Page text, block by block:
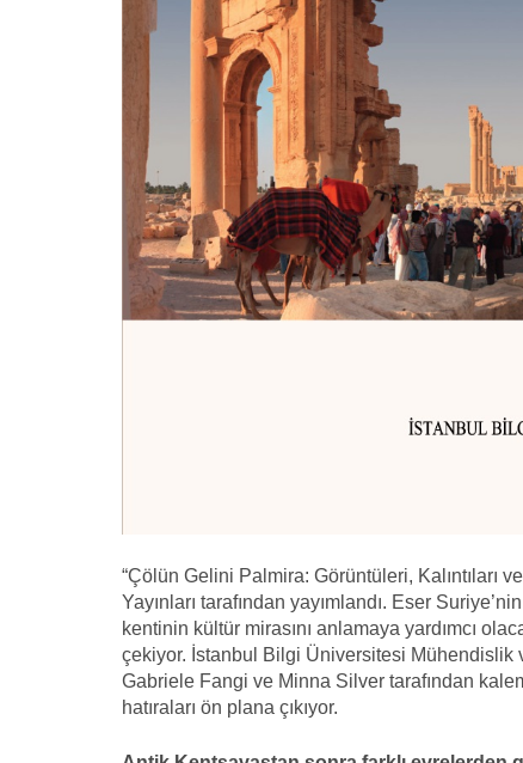
“Çölün Gelini Palmira: Görüntüleri, Kalıntıları
Yayınları tarafından yayımlandı. Eser
kentinin kültür mirasını anlamaya yardımcı
çekiyor. İstanbul Bilgi Üniversitesi Mühendislik
Gabriele Fangi ve Minna Silver tarafından
hatıraları ön plana çıkıyor.